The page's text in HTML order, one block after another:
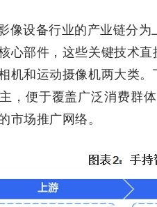
像设备行业的产业链分
心部件，这些关键技术
机和运动摄像机两大类。
，便于覆盖广泛消费群
市场推广网络。